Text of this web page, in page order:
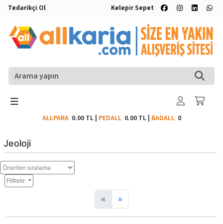
Tedarikçi Ol Kelepir Sepet
ALLPARA 0.00 TL| PEDALL 0.00 TL| BADALL0
Jeoloji
Filtrele
« »